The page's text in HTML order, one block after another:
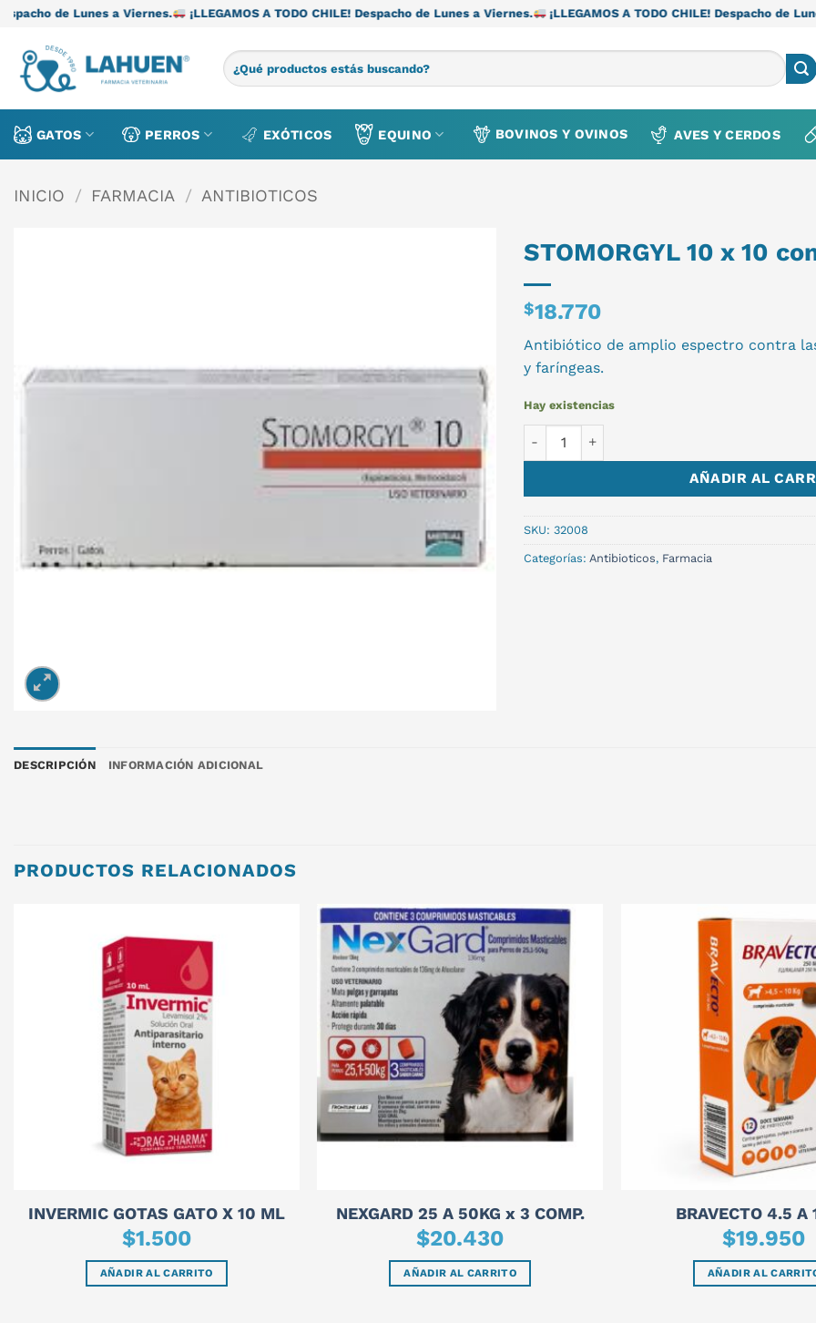
Saltar
contenido
a Viernes. ¡LLEGAMOS A TODO CHILE! Despacho de Lunes a Viernes. ¡LLEGAMOS A TODO CHILE! Despacho de Lunes a Viernes.
Buscar
por:
GATOS PERROS EXÓTICOS EQUINO BOVINOS Y OVINOS AVES Y CERDOS
INICIO / FARMACIA / ANTIBIOTICOS
STOMORGYL 10 x 10
$18.770
Antibiótico de amplio espectro contra
y faríngeas.
Hay existencias
AÑADIR AL
SKU: 32008
Categorías: Antibioticos, Farmacia
DESCRIPCIÓN INFORMACIÓN ADICIONAL
PRODUCTOS RELACIONADOS
INVERMIC GOTAS GATO X 10 ML
$1.500
AÑADIR AL CARRITO
NEXGARD 25 A 50KG x 3 COMP.
$20.430
AÑADIR AL CARRITO
BRAVECTO 4.5 A
$19.950
AÑADIR AL